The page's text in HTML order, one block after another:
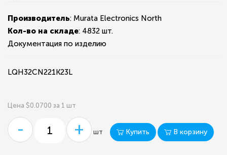
Производитель: Murata Electronics North
Кол-во на складе: 4832 шт.
Документация по изделию
LQH32CN221K23L
Цена $0.0700 за 1 шт
- + шт Купить В корзину